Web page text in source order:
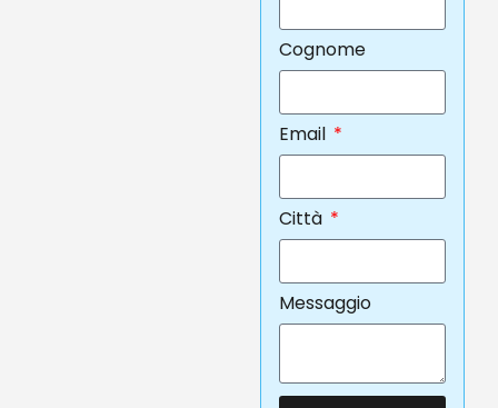
Cognome
Email
Città
Messaggio